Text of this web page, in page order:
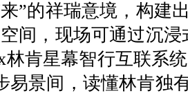
”的祥瑞意境，构建
间，现场可通过沉
林肯星幕智行互联系
易景间，读懂林肯独